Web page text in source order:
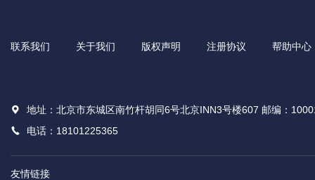
联系我们 关于我们 版权声明 注册协议 帮助中心
地址：北京市东城区南竹杆胡同6号北京INN3号楼607 邮编：
电话：18101225365
友情链接